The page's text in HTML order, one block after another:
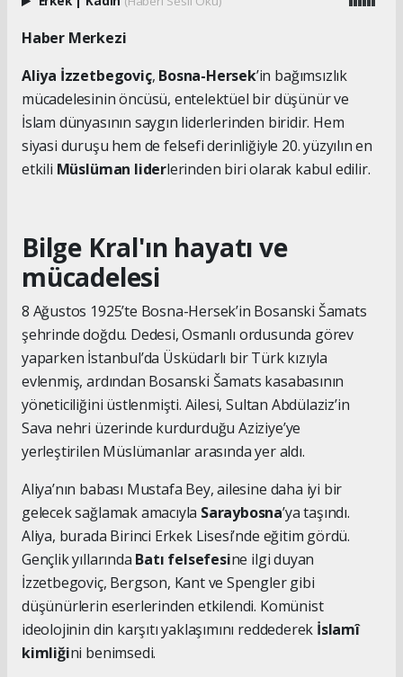
Haber Merkezi
Aliya İzzetbegoviç, Bosna-Hersek’in bağımsızlık
mücadelesinin öncüsü, entelektüel bir düşünür ve
İslam dünyasının saygın liderlerinden biridir. Hem
siyasi duruşu hem de felsefi derinliğiyle 20. yüzyılın en
etkili Müslüman liderlerinden biri olarak kabul edilir.
Bilge Kral'ın hayatı ve
mücadelesi
8 Ağustos 1925’te Bosna-Hersek’in Bosanski Šamats
şehrinde doğdu. Dedesi, Osmanlı ordusunda görev
yaparken İstanbul’da Üsküdarlı bir Türk kızıyla
evlenmiş, ardından Bosanski Šamats kasabasının
yöneticiliğini üstlenmişti. Ailesi, Sultan Abdülaziz’in
Sava nehri üzerinde kurdurduğu Aziziye’ye
yerleştirilen Müslümanlar arasında yer aldı.
Aliya’nın babası Mustafa Bey, ailesine daha iyi bir
gelecek sağlamak amacıyla Saraybosna’ya taşındı.
Aliya, burada Birinci Erkek Lisesi’nde eğitim gördü.
Gençlik yıllarında Batı felsefesine ilgi duyan
İzzetbegoviç, Bergson, Kant ve Spengler gibi
düşünürlerin eserlerinden etkilendi. Komünist
ideolojinin din karşıtı yaklaşımını reddederek İslamî
kimliğini benimsedi.